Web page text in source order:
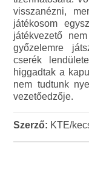
visszanézni,
játékosom
játékvezető
győzelemre
cserék
higgadtak a
nem tudtunk
vezetőedzője.
Szerző: KTE/